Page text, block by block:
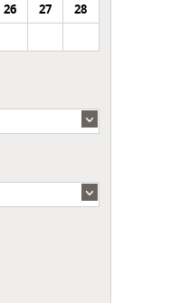
26 27
28